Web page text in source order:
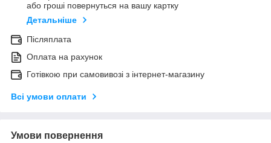
або гроші повернуться на вашу картку
Детальніше
Післяплата
Оплата на рахунок
Готівкою при самовивозі з інтернет-магазину
Всі умови оплати
Умови повернення